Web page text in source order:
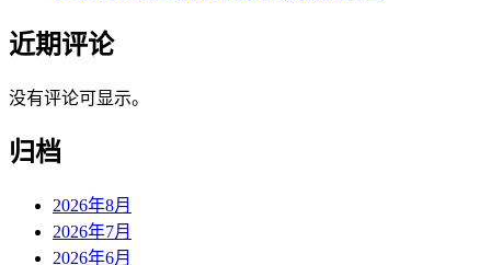
近期评论
没有评论可显示。
归档
2026年8月
2026年7月
2026年6月